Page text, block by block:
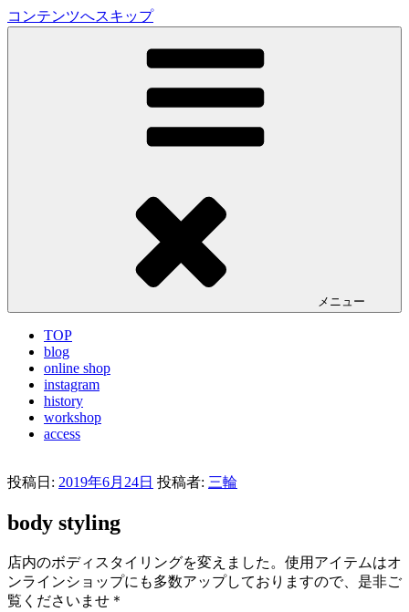
コンテンツへスキップ
LA VILLA ROUGE Blog
メニュー
TOP
blog
online shop
instagram
history
workshop
access
投稿日: 2019年6月24日 投稿者: 三輪
body styling
店内のボディスタイリングを変えました。使用アイテムはオ
ンラインショップにも多数アップしておりますので、是非ご
覧くださいませ＊